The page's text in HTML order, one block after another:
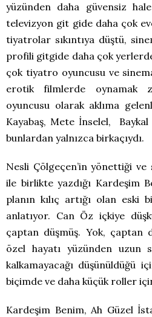
yüzünden daha güvensiz
televizyon git gide daha çok
tiyatrolar sıkıntıya düştü,
profili gitgide daha çok
çok tiyatro oyuncusu ve
erotik filmlerde oynamak
oyuncusu olarak aklıma
Kayabaş, Mete İnselel,
bunlardan yalnızca birkaçıydı.
Nesli Çölgeçen’in yönettiği
ile birlikte yazdığı Kardeşim
planın kılıç artığı olan eski
anlatıyor. Can Öz içkiye
çaptan düşmüş. Yok, çaptan
özel hayatı yüzünden uzun
kalkamayacağı düşünüldüğü
biçimde ve daha küçük roller
Kardeşim Benim, Ah Güzel